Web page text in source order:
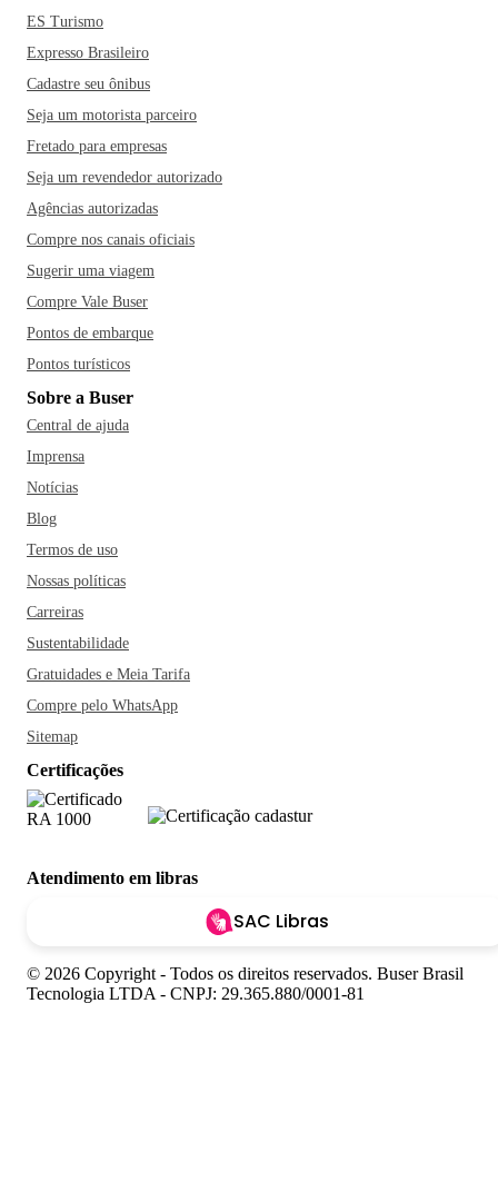
ES Turismo
Expresso Brasileiro
Cadastre seu ônibus
Seja um motorista parceiro
Fretado para empresas
Seja um revendedor autorizado
Agências autorizadas
Compre nos canais oficiais
Sugerir uma viagem
Compre Vale Buser
Pontos de embarque
Pontos turísticos
Sobre a Buser
Central de ajuda
Imprensa
Notícias
Blog
Termos de uso
Nossas políticas
Carreiras
Sustentabilidade
Gratuidades e Meia Tarifa
Compre pelo WhatsApp
Sitemap
Certificações
Atendimento em libras
SAC Libras
© 2026 Copyright - Todos os direitos reservados. Buser Brasil
Tecnologia LTDA - CNPJ: 29.365.880/0001-81